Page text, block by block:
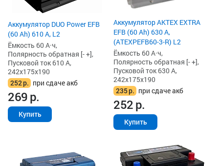
Аккумулятор DUO Power EFB
(60 Ah) 610 А, L2
Ёмкость 60 А·ч,
Полярность обратная [- +],
Пусковой ток 610 А,
242x175x190
252р. при сдаче акб
269р.
Купить
Аккумулятор AKTEX EXTRA
EFB (60 Ah) 630 А,
(ATEXPEFB60-3-R) L2
Ёмкость 60 А·ч,
Полярность обратная [- +],
Пусковой ток 630 А,
242x175x190
235р. при сдаче акб
252р.
Купить